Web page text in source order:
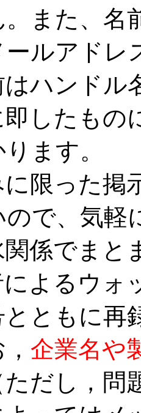
また、名
ールアドレ
はハンド
したもの
ます。
限った掲
ので、気
関係でまと
よるウォ
ともに再
企業名や
だし，問